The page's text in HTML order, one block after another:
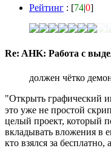
Рейтинг : [74|0]
Re: AHK: Работа с
должен чётко
"Открыть графический
это уже не простой
целый проект, который
вкладывать вложения в
кто взялся за